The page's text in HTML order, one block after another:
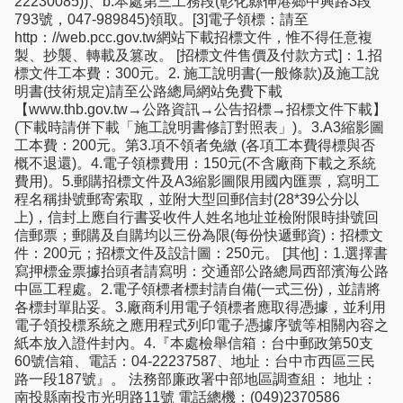
793號，047-989845)領取。[3]電子領標：請至
http：//web.pcc.gov.tw網站下載招標文件，惟不得任意複
製、抄襲、轉載及篡改。 [招標文件售價及付款方式]：1.招
標文件工本費：300元。2. 施工說明書(一般條款)及施工說
明書(技術規定)請至公路總局網站免費下載
【www.thb.gov.tw→公路資訊→公告招標→招標文件下載】
(下載時請併下載「施工說明書修訂對照表」)。3.A3縮影圖
工本費：200元。第3.項不領者免繳 (各項工本費得標與否
概不退還)。4.電子領標費用：150元(不含廠商下載之系統
費用)。5.郵購招標文件及A3縮影圖限用國內匯票，寫明工
程名稱掛號郵寄索取，並附大型回郵信封(28*39公分以
上)，信封上應自行書妥收件人姓名地址並檢附限時掛號回
信郵票；郵購及自購均以三份為限(每份快遞郵資)：招標文
件：200元；招標文件及設計圖：250元。 [其他]：1.選擇書
寫押標金票據抬頭者請寫明：交通部公路總局西部濱海公路
中區工程處。2.電子領標者標封請自備(一式三份)，並請將
各標封單貼妥。3.廠商利用電子領標者應取得憑據，並利用
電子領投標系統之應用程式列印電子憑據序號等相關內容之
紙本放入證件封內。4.『本處檢舉信箱：台中郵政第50支
60號信箱、電話：04-22237587、地址：台中市西區三民
路一段187號』。 法務部廉政署中部地區調查組： 地址：
南投縣南投市光明路11號 電話總機：(049)2370586